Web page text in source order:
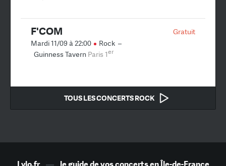
Gratuit
F'COM
Mardi 11/09 à 22:00 Rock –
Guinness Tavern Paris 1er
TOUS LES CONCERTS ROCK